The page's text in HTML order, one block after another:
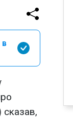
в
сказав,